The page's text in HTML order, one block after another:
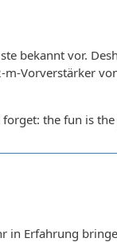
bekannt vor.
Vorverstärker
the fun is
in Erfahrung